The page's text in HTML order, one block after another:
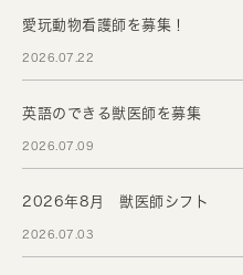
愛玩動物看護師を募集！
2026.07.22
英語のできる獣医師を募集
2026.07.09
2026年8月 獣医師シフト
2026.07.03